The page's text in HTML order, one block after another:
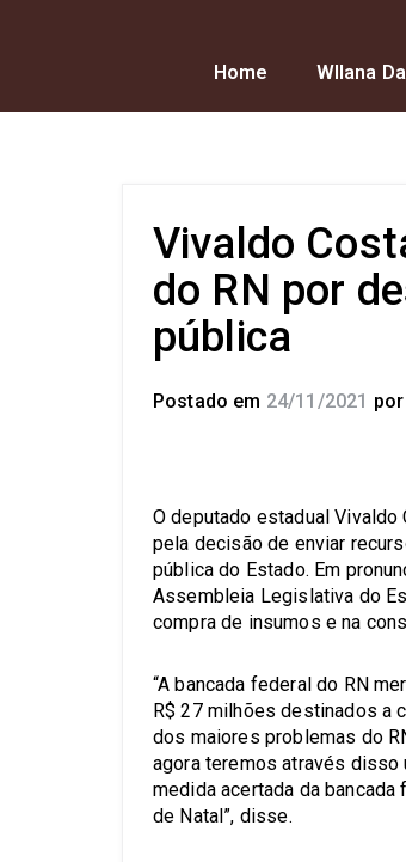
Home Wllana
Vivaldo
do RN por
pública
Postado em 24/11/2021 por
O deputado estadual Vivaldo
pela decisão de enviar
pública do Estado. Em
Assembleia Legislativa do
compra de insumos e na
“A bancada federal do RN
R$ 27 milhões destinados a
dos maiores problemas do
agora teremos através disso
medida acertada da
de Natal”, disse.